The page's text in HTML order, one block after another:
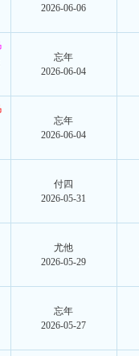
2026-06-06
忘年
2026-06-04
忘年
2026-06-04
付四
2026-05-31
尤他
2026-05-29
忘年
2026-05-27